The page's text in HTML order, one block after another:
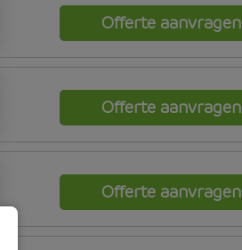
Offerte aanvragen
Offerte aanvragen
Offerte aanvragen